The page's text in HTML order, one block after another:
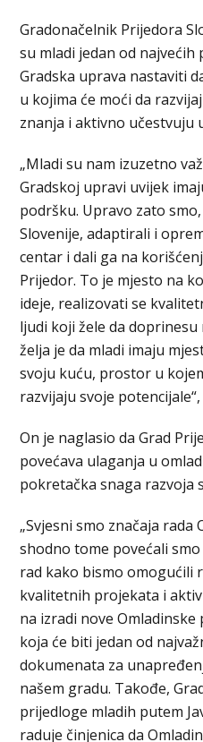
Gradonačelnik Prijedora
su mladi jedan od najvećih
Gradska uprava nastaviti
u kojima će moći da
znanja i aktivno učestvuju
„Mladi su nam izuzetno
Gradskoj upravi uvijek
podršku. Upravo zato
Slovenije, adaptirali i
centar i dali ga na
Prijedor. To je mjesto na
ideje, realizovati se
ljudi koji žele da
želja je da mladi imaju
svoju kuću, prostor u
razvijaju svoje
On je naglasio da Grad
povećava ulaganja u
pokretačka snaga razvoja
„Svjesni smo značaja rada
shodno tome povećali
rad kako bismo omogućili
kvalitetnih projekata i
na izradi nove
koja će biti jedan od
dokumenata za
našem gradu. Takođe,
prijedloge mladih putem
raduje činjenica da